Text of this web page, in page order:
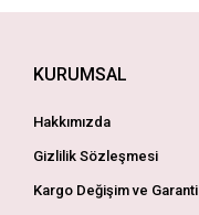
KURUMSAL
Hakkımızda
Gizlilik Sözleşmesi
Kargo Değişim ve Garanti